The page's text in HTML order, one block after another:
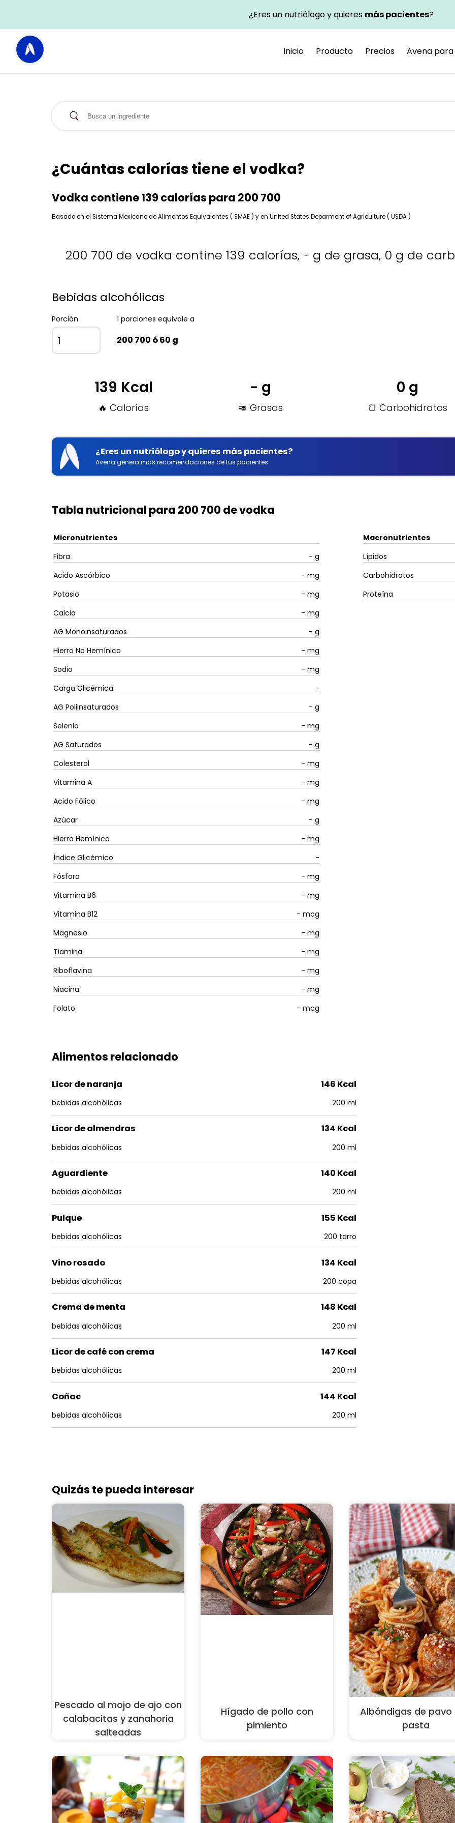
¿Eres un nutriólogo y quieres más pacientes?
Inicio Producto Precios Avena
¿Cuántas calorías tiene el vodka?
Vodka contiene 139 calorías para 200 700
Basado en el Sistema Mexicano de Alimentos Equivalentes ( SMAE ) y en United States Deparment of Agriculture ( USDA )
200 700 de vodka contine 139 calorías, - g de grasa, 0 g de
Bebidas alcohólicas
Porción 1 porciones equivale a
200 700 ó 60 g
139 Kcal
🔥 Calorías
- g
🥑 Grasas
0 g
🍞 Carbohidratos
¿Eres un nutriólogo y quieres más pacientes?
Avena genera más recomendaciones de tus pacientes
Tabla nutricional para 200 700 de vodka
Micronutrientes
Fibra
- g
Acido Ascórbico
- mg
Potasio
- mg
Calcio
- mg
AG Monoinsaturados
- g
Hierro No Hemínico
- mg
Sodio
- mg
Carga Glicémica
-
AG Poliinsaturados
- g
Selenio
- mg
AG Saturados
- g
Colesterol
- mg
Vitamina A
- mg
Acido Fólico
- mg
Azúcar
- g
Hierro Hemínico
- mg
Índice Glicémico
-
Fósforo
- mg
Vitamina B6
- mg
Vitamina B12
- mcg
Magnesio
- mg
Tiamina
- mg
Riboflavina
- mg
Niacina
- mg
Folato
- mcg
Macronutrientes
Lípidos
Carbohidratos
Proteína
Alimentos relacionado
Licor de naranja
bebidas alcohólicas
146 Kcal
200 ml
Licor de almendras
bebidas alcohólicas
134 Kcal
200 ml
Aguardiente
bebidas alcohólicas
140 Kcal
200 ml
Pulque
bebidas alcohólicas
155 Kcal
200 tarro
Vino rosado
bebidas alcohólicas
134 Kcal
200 copa
Crema de menta
bebidas alcohólicas
148 Kcal
200 ml
Licor de café con crema
bebidas alcohólicas
147 Kcal
200 ml
Coñac
bebidas alcohólicas
144 Kcal
200 ml
Quizás te pueda interesar
Pescado al mojo de ajo con
calabacitas y zanahoria
salteadas
Hígado de pollo con
pimiento
Albóndigas de pavo
pasta